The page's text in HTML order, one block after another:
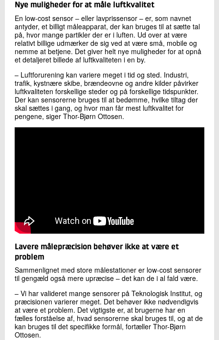
Nye muligheder for at måle luftkvalitet
En low-cost sensor – eller lavprissensor – er, som navnet
antyder, et billigt måleapparat, der kan bruges til at sætte tal
på, hvor mange partikler der er i luften. Ud over at være
relativt billige udmærker de sig ved at være små, mobile og
nemme at betjene. Det giver helt nye muligheder for at opnå
et detaljeret billede af luftkvaliteten i en by.
– Luftforurening kan variere meget i tid og sted. Industri,
trafik, kystnære skibe, brændeovne og andre kilder påvirker
luftkvaliteten forskellige steder og på forskellige tidspunkter.
Der kan sensorerne bruges til at bedømme, hvilke tiltag der
skal sættes i gang, og hvor man får mest luftkvalitet for
pengene, siger Thor-Bjørn Ottosen.
Lavere målepræcision behøver ikke at være et
problem
Sammenlignet med store målestationer er low-cost sensorer
til gengæld også mere upræcise – det kan de i al fald være.
– Vi har valideret mange sensorer på Teknologisk Institut, og
præcisionen varierer meget. Det behøver ikke nødvendigvis
at være et problem. Det vigtigste er, at brugerne har en
fælles forståelse af, hvad sensorerne skal bruges til, og at de
kan bruges til det specifikke formål, fortæller Thor-Bjørn
Ottosen.